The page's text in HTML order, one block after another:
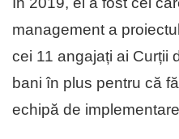
management a
cei 11 angajați ai Curții
bani în plus pentru că
echipă de